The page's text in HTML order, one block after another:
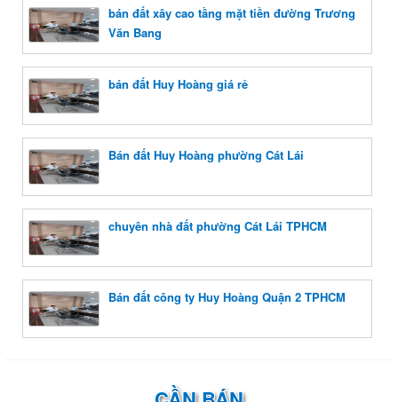
bán đất xây cao tầng mặt tiền đường Trương
Văn Bang
bán đất Huy Hoàng giá rẻ
Bán đất Huy Hoàng phường Cát Lái
chuyên nhà đất phường Cát Lái TPHCM
Bán đất công ty Huy Hoàng Quận 2 TPHCM